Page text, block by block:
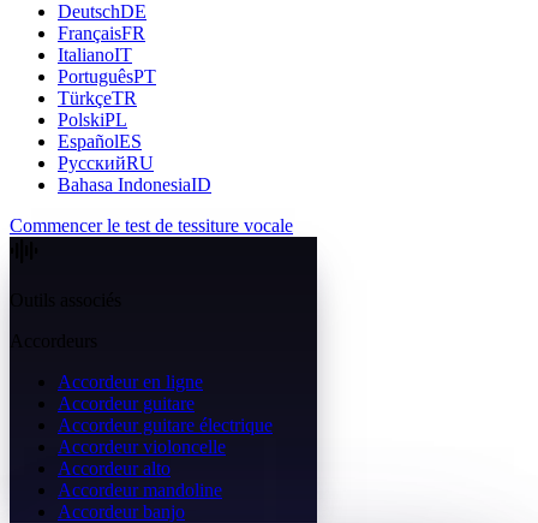
DeutschDE
FrançaisFR
ItalianoIT
PortuguêsPT
TürkçeTR
PolskiPL
EspañolES
РусскийRU
Bahasa IndonesiaID
Commencer le test de tessiture vocale
Accordeurs
Accordeur en ligne
Accordeur guitare
Accordeur guitare électrique
Accordeur violoncelle
Accordeur alto
Accordeur mandoline
Accordeur banjo